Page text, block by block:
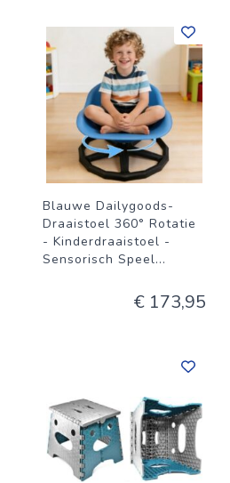
Blauwe Dailygoods-
Draaistoel 360° Rotatie
- Kinderdraaistoel -
Sensorisch Speel...
€ 173,95